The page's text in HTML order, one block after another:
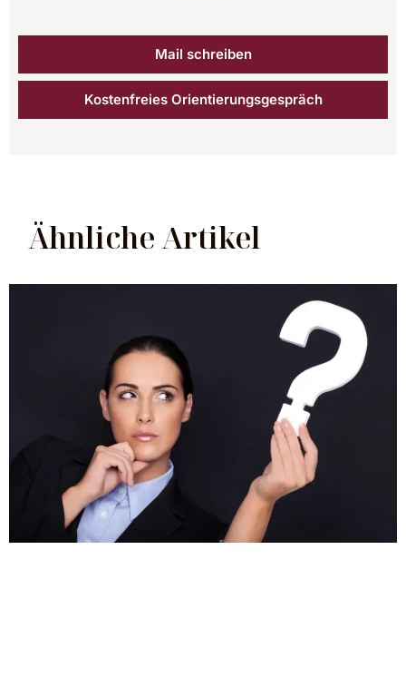
Mail schreiben
Kostenfreies Orientierungsgespräch
Ähnliche Artikel